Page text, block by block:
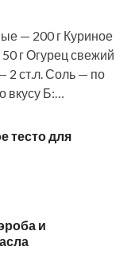
— 200 г Куриное
г Огурец свежий
2 ст.л. Соль — по
Б:…
тесто для
и